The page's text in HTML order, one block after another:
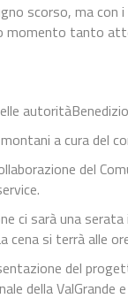
scorso, ma
tanto
a cura del
del
ci sarà una
cena si terrà alle
del
della